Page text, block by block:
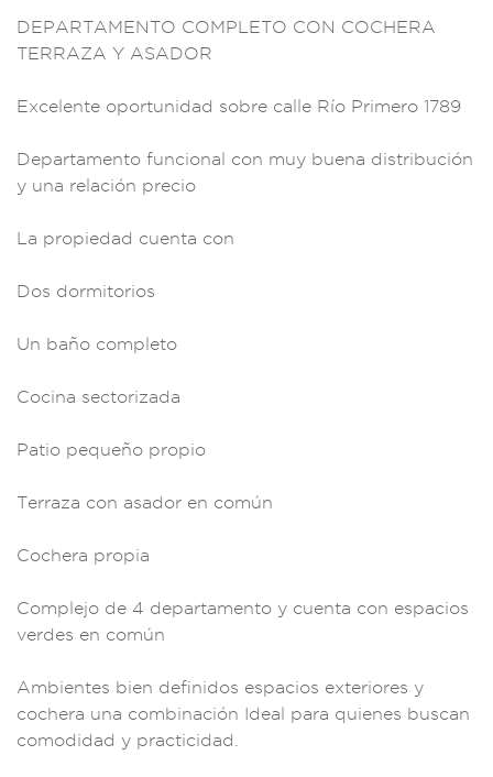
DEPARTAMENTO COMPLETO CON COCHERA
TERRAZA Y ASADOR
Excelente oportunidad sobre calle Río Primero 1789
Departamento funcional con muy buena distribución
y una relación precio
L a propiedad cuenta con
Dos dormitorios
Un baño completo
Cocina sectorizada
Patio pequeño propio
Terraza con asador en común
Cochera propia
Complejo de 4 departamento y cuenta con espacios
verdes en común
Ambientes bien definidos espacios exteriores y
cochera una combinación Ideal para quienes buscan
comodidad y practicidad.